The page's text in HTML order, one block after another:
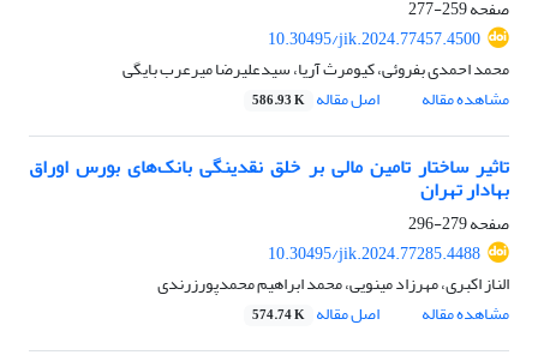
صفحه259-277
10.30495/jik.2024.77457.4500
محمد احمدی بفروئی، کیومرث آریا، سیدعلیرضا میرعرب بایگی
مشاهده مقاله
اصل مقاله 586.93 K
تاثیر ساختار تامین مالی بر خلق نقدینگی بانک‌های بورس اوراق
بهادار تهران
صفحه279-296
10.30495/jik.2024.77285.4488
الناز اکبری، مهرزاد مینویی، محمد ابراهیم محمدپورزرندی
مشاهده مقاله
اصل مقاله 574.74 K